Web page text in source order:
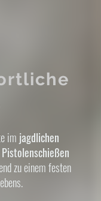
im jagdlichen
Pistolenschießen
zu einem festen